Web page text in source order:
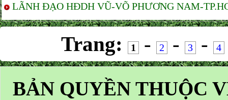
LÃNH ĐẠO HĐDH VŨ-VÕ PHƯƠNG NAM-
Trang: 1 - 2 - 3 - 4
BẢN QUYỀN THUỘC